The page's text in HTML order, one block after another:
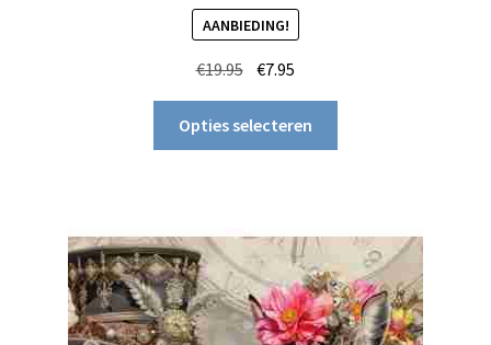
AANBIEDING!
€19.95 Oorspronkelijke
prijs
was:
€19.95.
€7.95
prijs
is:
€7.95.
Opties selecteren
Deze
optie
kan
gekozen